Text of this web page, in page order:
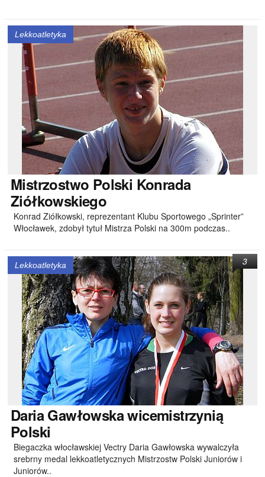
Lekkoatletyka
Mistrzostwo Polski Konrada
Ziółkowskiego
Konrad Ziółkowski, reprezentant Klubu Sportowego „Sprinter”
Włocławek, zdobył tytuł Mistrza Polski na 300m podczas..
Lekkoatletyka
DariaGawłowska wicemistrzynią
Polski
Biegaczka włocławskiej Vectry Daria Gawłowska wywalczyła
srebrny medal lekkoatletycznych Mistrzostw Polski Juniorów i
Juniorów..
3